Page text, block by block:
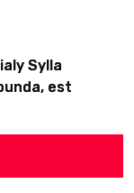
Sylla
est